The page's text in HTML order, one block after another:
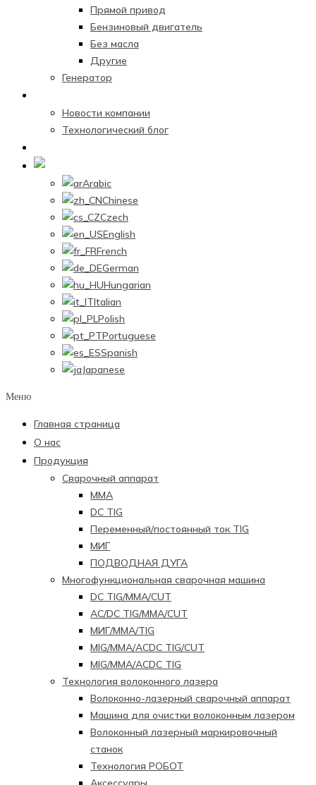
Прямой привод
Бензиновый двигатель
Без масла
Другие
Генератор
Новости компании
Технологический блог
Arabic
Chinese
Czech
English
French
German
Hungarian
Italian
Polish
Portuguese
Spanish
Japanese
Меню
Главная страница
О нас
Продукция
Сварочный аппарат
ММА
DC TIG
Переменный/постоянный ток TIG
МИГ
ПОДВОДНАЯ ДУГА
Многофункциональная сварочная машина
DC TIG/MMA/CUT
AC/DC TIG/MMA/CUT
МИГ/ММА/TIG
MIG/MMA/ACDC TIG/CUT
MIG/MMA/ACDC TIG
Технология волоконного лазера
Волоконно-лазерный сварочный аппарат
Машина для очистки волоконным лазером
Волоконный лазерный маркировочный
станок
Технология РОБОТ